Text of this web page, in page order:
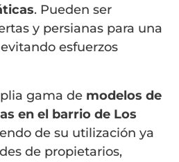
. Pueden ser
y persianas para una
esfuerzos
gama de modelos de
en el barrio de Los
de su utilización ya
de propietarios,